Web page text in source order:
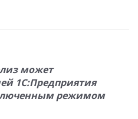
может
1С:Предприятия
режимом